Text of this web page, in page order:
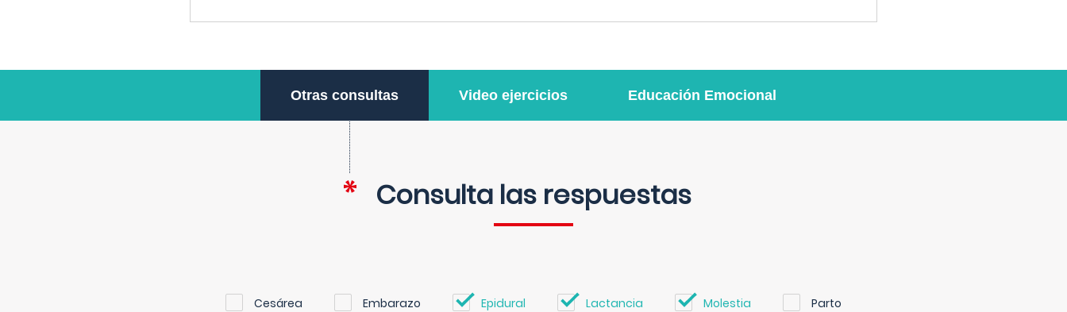
Otras consultas Video ejercicios Educación Emocional
Consulta las respuestas
Cesárea Embarazo Epidural Lactancia Molestia Parto